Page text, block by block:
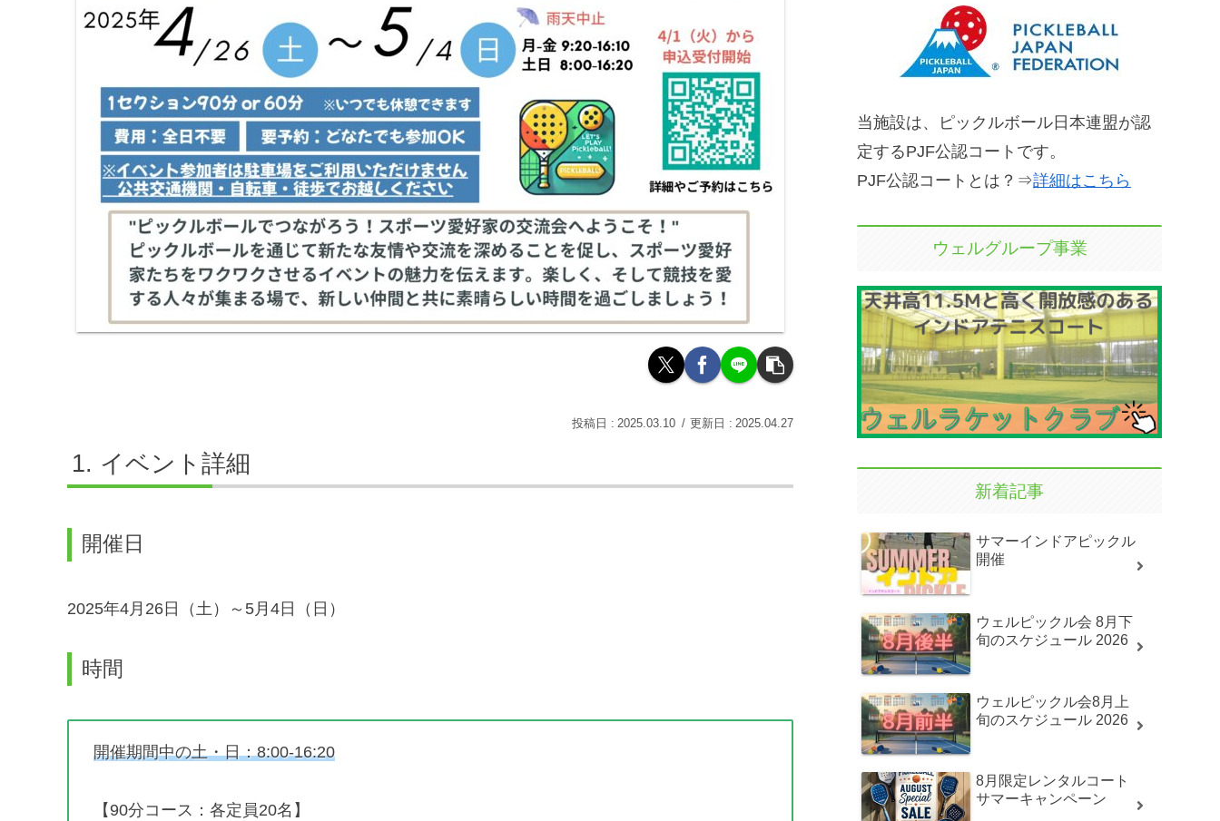
2025.03.10 2025.04.27
イベント詳細
開催日
2025年4月26日（土）～5月4日（日）
時間
開催期間中の土・日：8:00-16:20
【90分コース：各定員20名】
当施設は、ピックルボール日本連盟が認
定するPJF公認コートです。
PJF公認コートとは？⇒詳細はこちら
ウェルグループ事業
新着記事
サマーインドアピックル
開催
ウェルピックル会 8月下
旬のスケジュール 2026
ウェルピックル会8月上
旬のスケジュール 2026
8月限定レンタルコート
サマーキャンペーン